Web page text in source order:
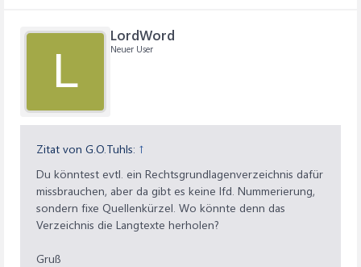
L
LordWord
Neuer User
Zitat von G.O.Tuhls: ↑
Du könntest evtl. ein Rechtsgrundlagenverzeichnis dafür
missbrauchen, aber da gibt es keine lfd. Nummerierung,
sondern fixe Quellenkürzel. Wo könnte denn das
Verzeichnis die Langtexte herholen?
Gruß